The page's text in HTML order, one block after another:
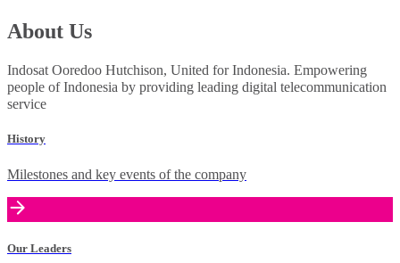
About Us
Indosat Ooredoo Hutchison, United for Indonesia. Empowering
people of Indonesia by providing leading digital telecommunication
service
History
Milestones and key events of the company
Our Leaders